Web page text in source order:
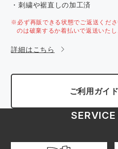
・刺繍や裾直しの加工済
※必ず再販できる状態でご返送くだ
のは破棄するか着払いで返送いたし
詳細はこちら
ご利用ガイ
SERVICE